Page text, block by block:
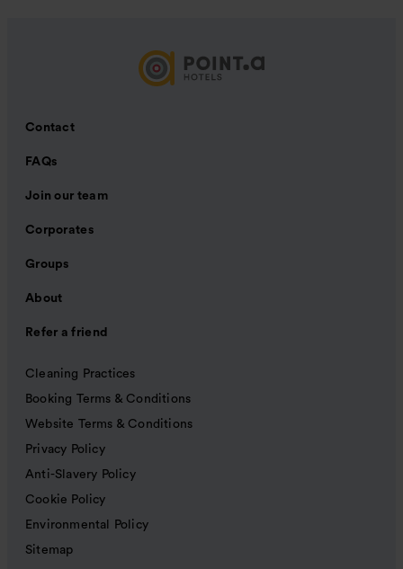
Contact
FAQs
Join our team
Corporates
Groups
About
Refer a friend
Cleaning Practices
Booking Terms & Conditions
Website Terms & Conditions
Privacy Policy
Anti-Slavery Policy
Cookie Policy
Environmental Policy
Sitemap